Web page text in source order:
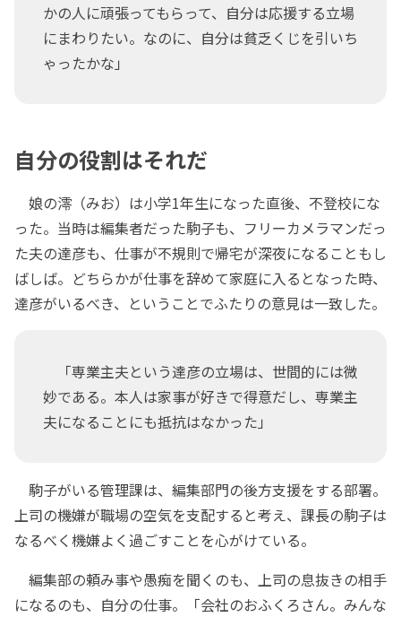
かの人に頑張ってもらって、自分は応援する立場
にまわりたい。なのに、自分は貧乏くじを引いち
ゃったかな」
自分の役割はそれだ
娘の澪（みお）は小学1年生になった直後、不登校にな
った。当時は編集者だった駒子も、フリーカメラマンだっ
た夫の達彦も、仕事が不規則で帰宅が深夜になることもし
ばしば。どちらかが仕事を辞めて家庭に入るとなった時、
達彦がいるべき、ということでふたりの意見は一致した。
「専業主夫という達彦の立場は、世間的には微
妙である。本人は家事が好きで得意だし、専業主
夫になることにも抵抗はなかった」
駒子がいる管理課は、編集部門の後方支援をする部署。
上司の機嫌が職場の空気を支配すると考え、課長の駒子は
なるべく機嫌よく過ごすことを心がけている。
編集部の頼み事や愚痴を聞くのも、上司の息抜きの相手
になるのも、自分の仕事。「会社のおふくろさん。みんな